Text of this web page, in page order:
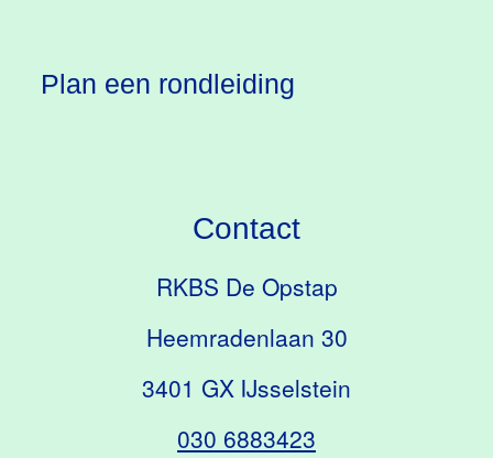
Plan een rondleiding
Contact
RKBS De Opstap
Heemradenlaan 30
3401 GX IJsselstein
030 6883423